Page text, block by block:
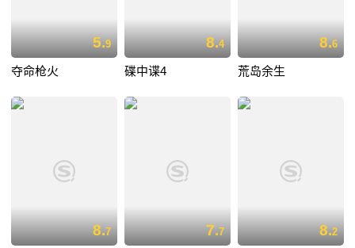
5.9
夺命枪火
8.4
碟中谍4
8.6
荒岛余生
8.7 7.7 8.2